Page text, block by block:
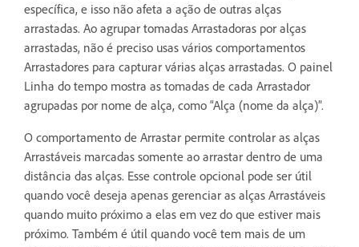
específica, e isso não afeta a ação de outras alças
arrastadas. Ao agrupar tomadas Arrastadoras por alças
arrastadas, não é preciso usas vários comportamentos
Arrastadores para capturar várias alças arrastadas. O painel
Linha do tempo mostra as tomadas de cada Arrastador
agrupadas por nome de alça, como “Alça (nome da alça)”.
O comportamento de Arrastar permite controlar as alças
Arrastáveis marcadas somente ao arrastar dentro de uma
distância das alças. Esse controle opcional pode ser útil
quando você deseja apenas gerenciar as alças Arrastáveis
quando muito próximo a elas em vez do que estiver mais
próximo. Também é útil quando você tem mais de um